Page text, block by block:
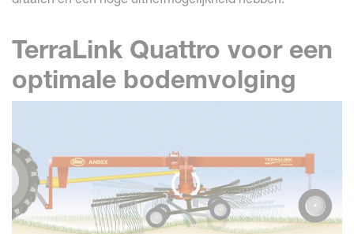
TerraLink Quattro voor een
optimale bodemvolging